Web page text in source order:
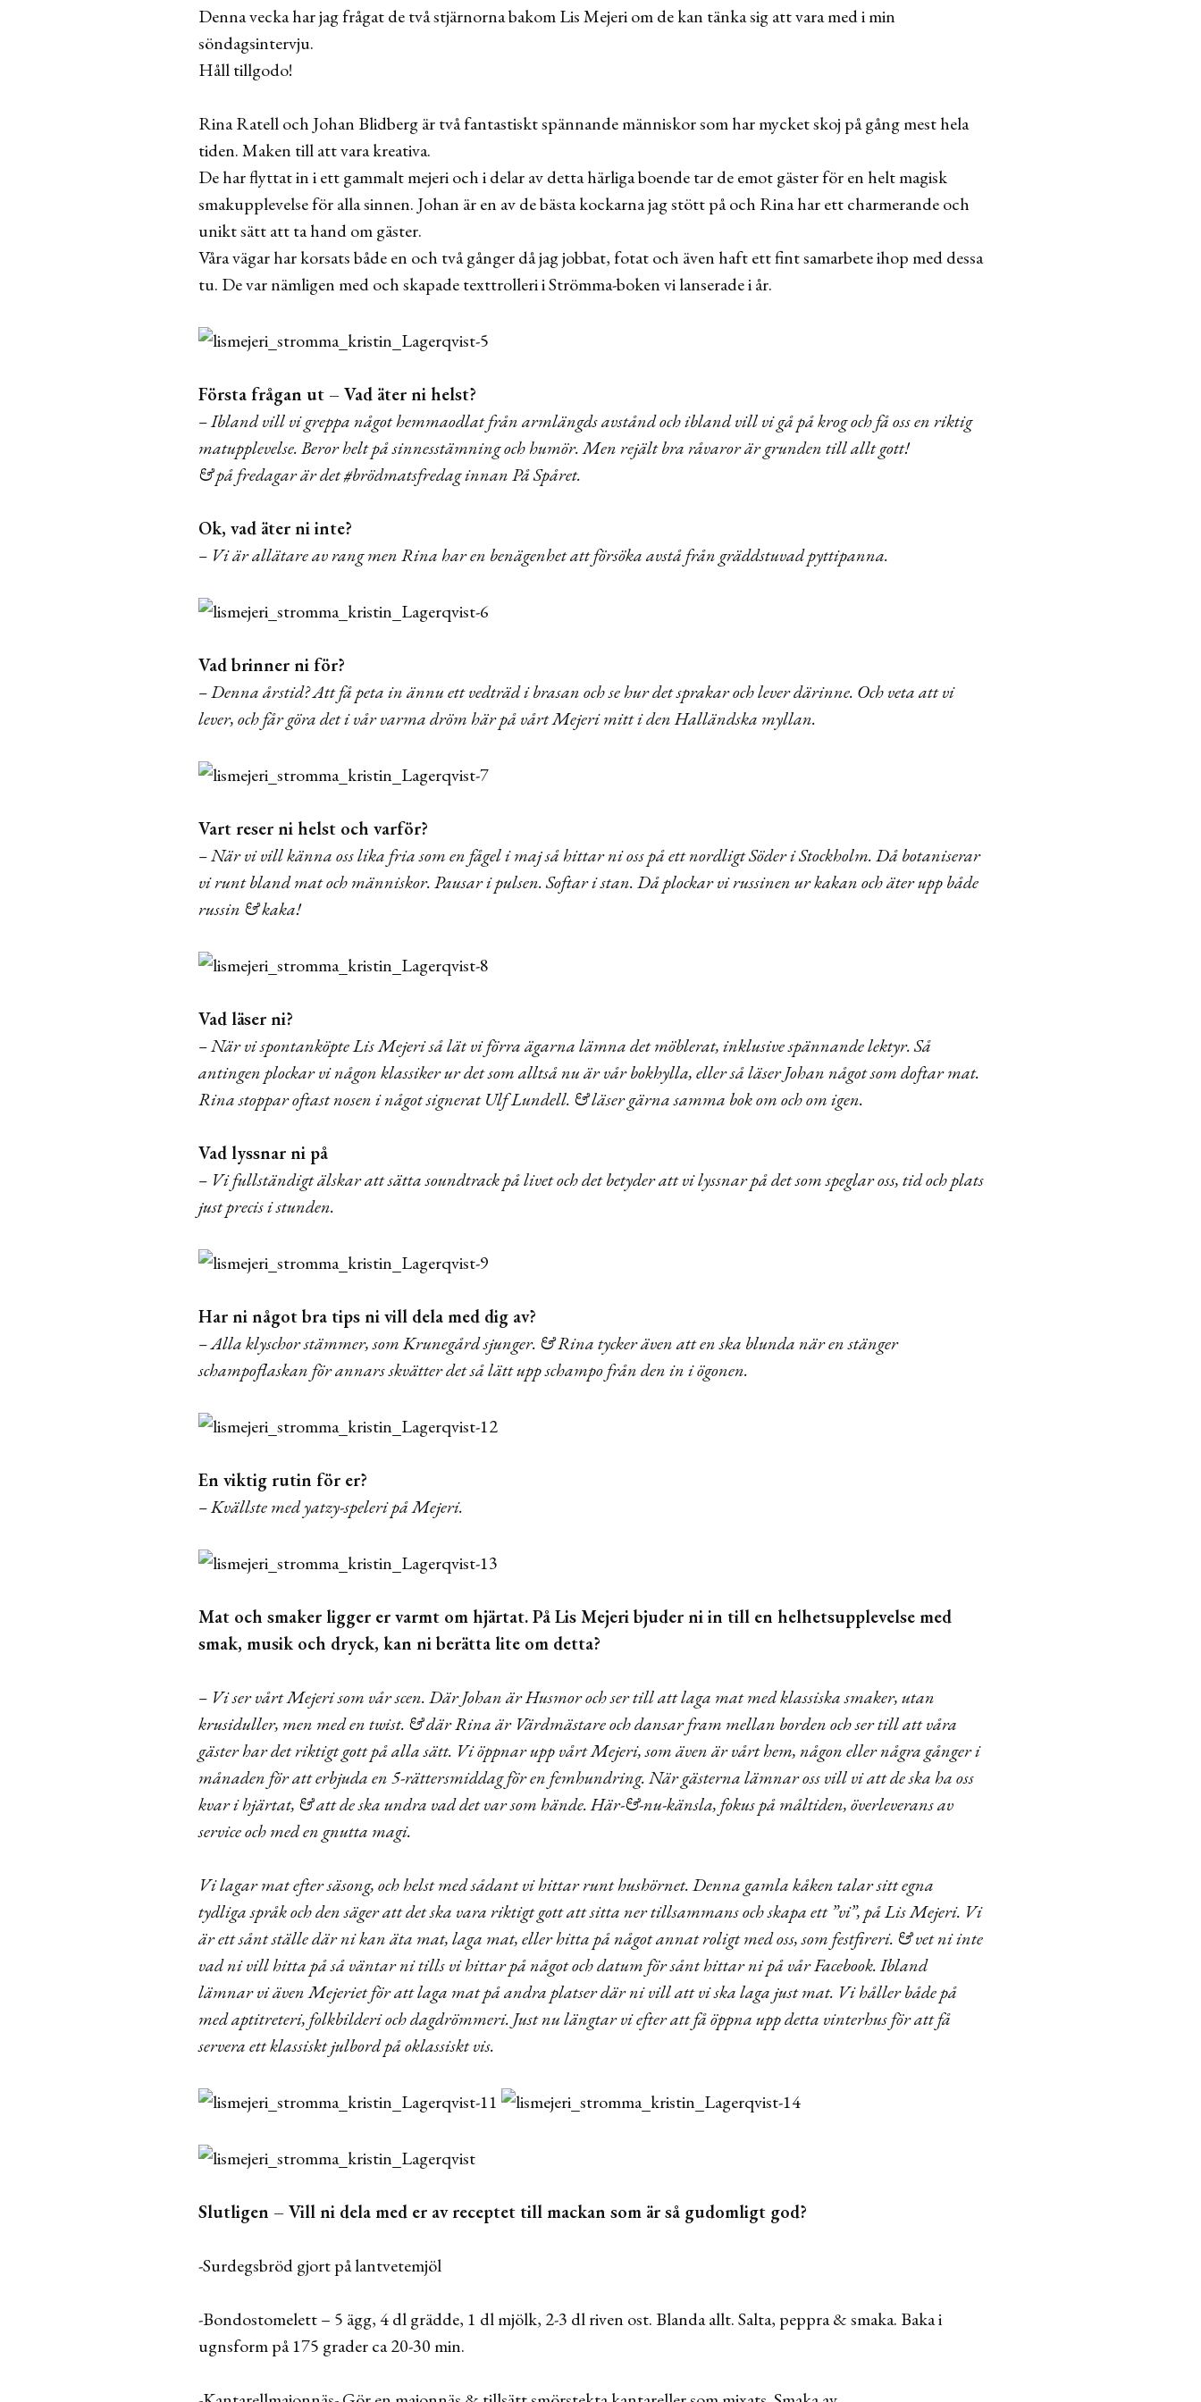
Denna vecka har jag frågat de två stjärnorna bakom Lis Mejeri om de kan tänka sig att vara med i min
söndagsintervju.
Håll tillgodo!
Rina Ratell och Johan Blidberg är två fantastiskt spännande människor som har mycket skoj på gång mest hela
tiden. Maken till att vara kreativa.
De har flyttat in i ett gammalt mejeri och i delar av detta härliga boende tar de emot gäster för en helt magisk
smakupplevelse för alla sinnen. Johan är en av de bästa kockarna jag stött på och Rina har ett charmerande och
unikt sätt att ta hand om gäster.
Våra vägar har korsats både en och två gånger då jag jobbat, fotat och även haft ett fint samarbete ihop med dessa
tu. De var nämligen med och skapade texttrolleri i Strömma-boken vi lanserade i år.
Första frågan ut – Vad äter ni helst?
– Ibland vill vi greppa något hemmaodlat från armlängds avstånd och ibland vill vi gå på krog och få oss en riktig
matupplevelse. Beror helt på sinnesstämning och humör. Men rejält bra råvaror är grunden till allt gott!
& på fredagar är det #brödmatsfredag innan På Spåret.
Ok, vad äter ni inte?
– Vi är allätare av rang men Rina har en benägenhet att försöka avstå från gräddstuvad pyttipanna.
Vad brinner ni för?
– Denna årstid? Att få peta in ännu ett vedträd i brasan och se hur det sprakar och lever därinne. Och veta att vi
lever, och får göra det i vår varma dröm här på vårt Mejeri mitt i den Halländska myllan.
Vart reser ni helst och varför?
– När vi vill känna oss lika fria som en fågel i maj så hittar ni oss på ett nordligt Söder i Stockholm. Då botaniserar
vi runt bland mat och människor. Pausar i pulsen. Softar i stan. Då plockar vi russinen ur kakan och äter upp både
russin & kaka!
Vad läser ni?
– När vi spontanköpte Lis Mejeri så lät vi förra ägarna lämna det möblerat, inklusive spännande lektyr. Så
antingen plockar vi någon klassiker ur det som alltså nu är vår bokhylla, eller så läser Johan något som doftar mat.
Rina stoppar oftast nosen i något signerat Ulf Lundell. & läser gärna samma bok om och om igen.
Vad lyssnar ni på
– Vi fullständigt älskar att sätta soundtrack på livet och det betyder att vi lyssnar på det som speglar oss, tid och plats
just precis i stunden.
Har ni något bra tips ni vill dela med dig av?
– Alla klyschor stämmer, som Krunegård sjunger. & Rina tycker även att en ska blunda när en stänger
schampoflaskan för annars skvätter det så lätt upp schampo från den in i ögonen.
En viktig rutin för er?
– Kvällste med yatzy-speleri på Mejeri.
Mat och smaker ligger er varmt om hjärtat. På Lis Mejeri bjuder ni in till en helhetsupplevelse med
smak, musik och dryck, kan ni berätta lite om detta?
– Vi ser vårt Mejeri som vår scen. Där Johan är Husmor och ser till att laga mat med klassiska smaker, utan
krusiduller, men med en twist. & där Rina är Värdmästare och dansar fram mellan borden och ser till att våra
gäster har det riktigt gott på alla sätt. Vi öppnar upp vårt Mejeri, som även är vårt hem, någon eller några gånger i
månaden för att erbjuda en 5-rättersmiddag för en femhundring. När gästerna lämnar oss vill vi att de ska ha oss
kvar i hjärtat, & att de ska undra vad det var som hände. Här-&-nu-känsla, fokus på måltiden, överleverans av
service och med en gnutta magi.
Vi lagar mat efter säsong, och helst med sådant vi hittar runt hushörnet. Denna gamla kåken talar sitt egna
tydliga språk och den säger att det ska vara riktigt gott att sitta ner tillsammans och skapa ett ”vi”, på Lis Mejeri. Vi
är ett sånt ställe där ni kan äta mat, laga mat, eller hitta på något annat roligt med oss, som festfireri. & vet ni inte
vad ni vill hitta på så väntar ni tills vi hittar på något och datum för sånt hittar ni på vår Facebook. Ibland
lämnar vi även Mejeriet för att laga mat på andra platser där ni vill att vi ska laga just mat. Vi håller både på
med aptitreteri, folkbilderi och dagdrömmeri. Just nu längtar vi efter att få öppna upp detta vinterhus för att få
servera ett klassiskt julbord på oklassiskt vis.
Slutligen – Vill ni dela med er av receptet till mackan som är så gudomligt god?
-Surdegsbröd gjort på lantvetemjöl
-Bondostomelett – 5 ägg, 4 dl grädde, 1 dl mjölk, 2-3 dl riven ost. Blanda allt. Salta, peppra & smaka. Baka i
ugnsform på 175 grader ca 20-30 min.